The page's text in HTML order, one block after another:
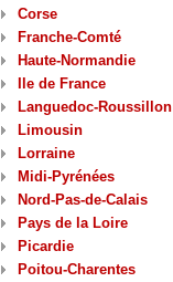
Corse
Franche-Comté
Haute-Normandie
Ile de France
Languedoc-Roussillon
Limousin
Lorraine
Midi-Pyrénées
Nord-Pas-de-Calais
Pays de la Loire
Picardie
Poitou-Charentes